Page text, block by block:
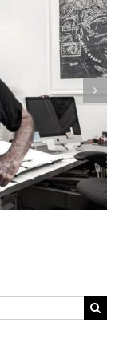
gran exposición a